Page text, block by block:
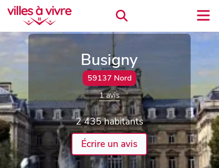
Busigny
59137 Nord
1 avis
2 435 habitants
Écrire un avis